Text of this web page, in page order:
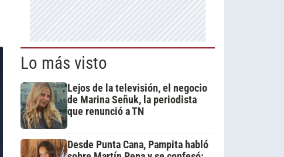
Lo más visto
Lejos de la televisión, el negocio
de Marina Señuk, la periodista
que renunció a TN
Desde Punta Cana, Pampita habló